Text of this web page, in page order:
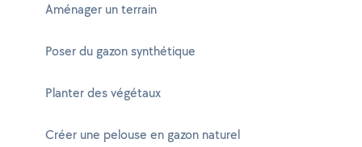
Aménager un terrain
Poser du gazon synthétique
Planter des végétaux
Créer une pelouse en gazon naturel